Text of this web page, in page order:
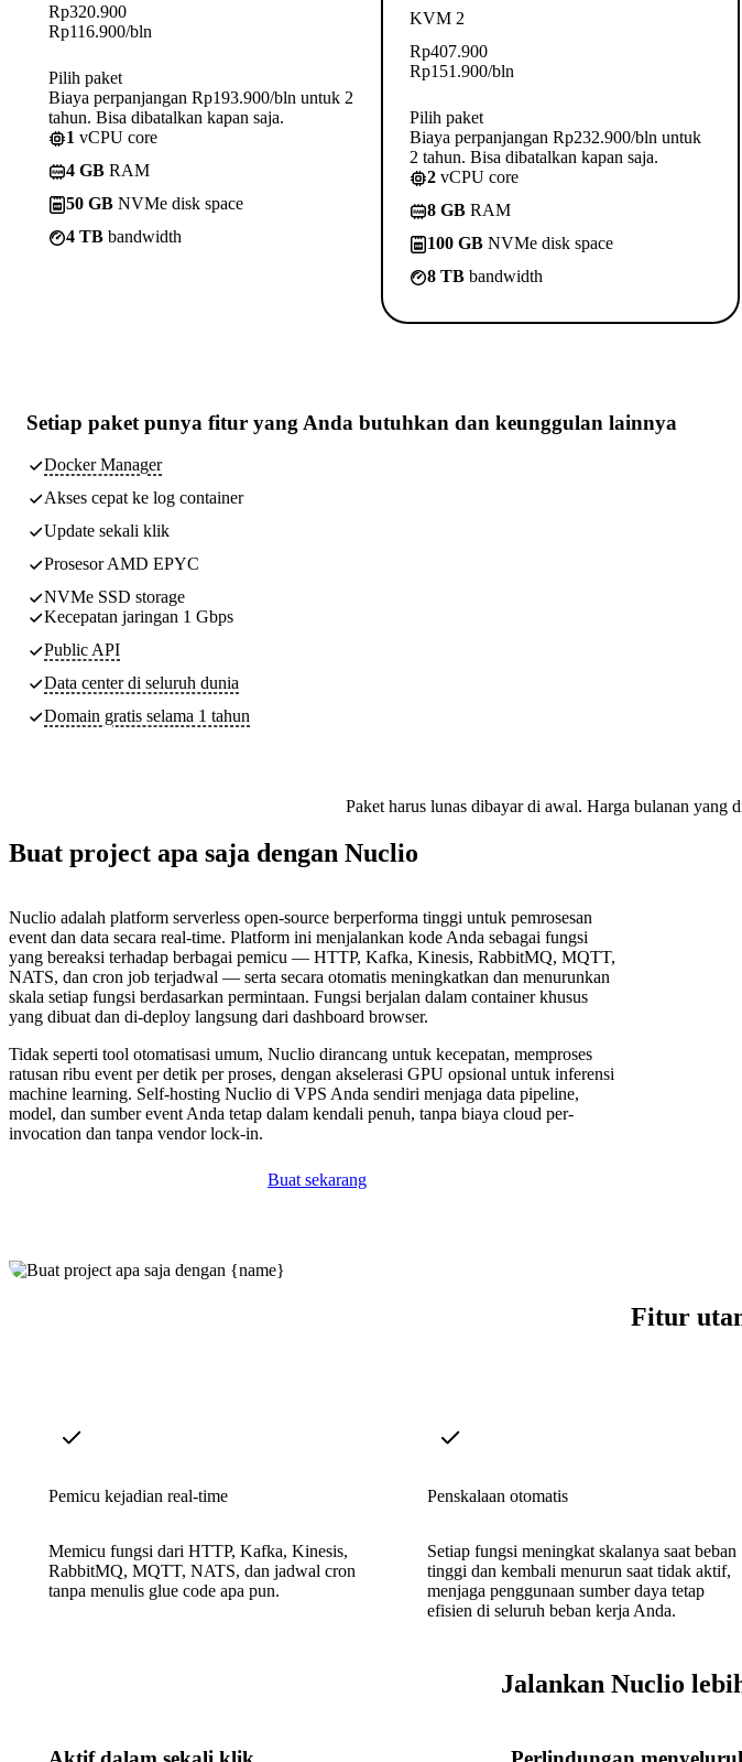
Rp320.900
Rp116.900/bln
Pilih paket
Biaya perpanjangan Rp193.900/bln untuk 2
tahun. Bisa dibatalkan kapan saja.
1 vCPU core
4 GB RAM
50 GB NVMe disk space
4 TB bandwidth
KVM 2
Rp407.900
Rp151.900/bln
Pilih paket
Biaya perpanjangan Rp232.900/bln untuk
2 tahun. Bisa dibatalkan kapan saja.
2 vCPU core
8 GB RAM
100 GB NVMe disk space
8 TB bandwidth
Setiap paket punya fitur yang Anda butuhkan dan keunggulan lainnya
Docker Manager
Akses cepat ke log container
Update sekali klik
Prosesor AMD EPYC
NVMe SSD storage
Kecepatan jaringan 1 Gbps
Public API
Data center di seluruh dunia
Domain gratis selama 1 tahun
Paket harus lunas dibayar di awal. Harga bulanan yang
Buat project apa saja dengan Nuclio
Nuclio adalah platform serverless open-source berperforma tinggi untuk pemrosesan
event dan data secara real-time. Platform ini menjalankan kode Anda sebagai fungsi
yang bereaksi terhadap berbagai pemicu — HTTP, Kafka, Kinesis, RabbitMQ, MQTT,
NATS, dan cron job terjadwal — serta secara otomatis meningkatkan dan menurunkan
skala setiap fungsi berdasarkan permintaan. Fungsi berjalan dalam container khusus
yang dibuat dan di-deploy langsung dari dashboard browser.
Tidak seperti tool otomatisasi umum, Nuclio dirancang untuk kecepatan, memproses
ratusan ribu event per detik per proses, dengan akselerasi GPU opsional untuk inferensi
machine learning. Self-hosting Nuclio di VPS Anda sendiri menjaga data pipeline,
model, dan sumber event Anda tetap dalam kendali penuh, tanpa biaya cloud per-
invocation dan tanpa vendor lock-in.
Buat sekarang
Fitur
Pemicu kejadian real-time
Memicu fungsi dari HTTP, Kafka, Kinesis,
RabbitMQ, MQTT, NATS, dan jadwal cron
tanpa menulis glue code apa pun.
Penskalaan otomatis
Setiap fungsi meningkat skalanya saat beban
tinggi dan kembali menurun saat tidak aktif,
menjaga penggunaan sumber daya tetap
efisien di seluruh beban kerja Anda.
Jalankan Nuclio